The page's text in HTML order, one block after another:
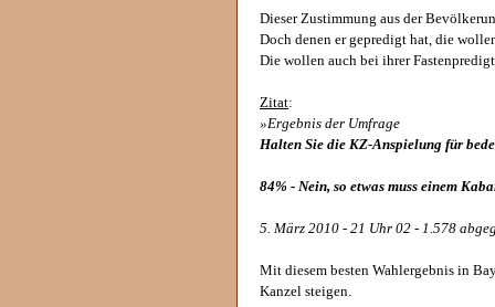
Dieser Zustimmung aus der
Doch denen er gepredigt hat, die
Die wollen auch bei ihrer
Zitat:
»Ergebnis der Umfrage
Halten Sie die KZ-Anspielung für
84% - Nein, so etwas muss einem
5. März 2010 - 21 Uhr 02 - 1.578
Mit diesem besten Wahlergebnis in
Kanzel steigen.